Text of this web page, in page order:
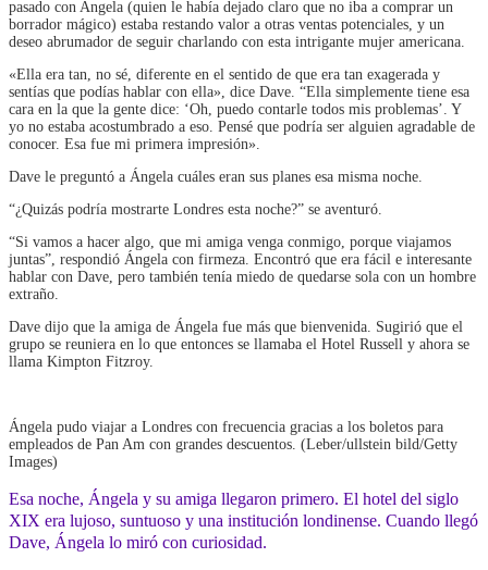
pasado con Angela (quien le había dejado claro que no iba a comprar un
borrador mágico) estaba restando valor a otras ventas potenciales, y un
deseo abrumador de seguir charlando con esta intrigante mujer americana.
«Ella era tan, no sé, diferente en el sentido de que era tan exagerada y
sentías que podías hablar con ella», dice Dave. “Ella simplemente tiene esa
cara en la que la gente dice: ‘Oh, puedo contarle todos mis problemas’. Y
yo no estaba acostumbrado a eso. Pensé que podría ser alguien agradable de
conocer. Esa fue mi primera impresión».
Dave le preguntó a Ángela cuáles eran sus planes esa misma noche.
“¿Quizás podría mostrarte Londres esta noche?” se aventuró.
“Si vamos a hacer algo, que mi amiga venga conmigo, porque viajamos
juntas”, respondió Ángela con firmeza. Encontró que era fácil e interesante
hablar con Dave, pero también tenía miedo de quedarse sola con un hombre
extraño.
Dave dijo que la amiga de Ángela fue más que bienvenida. Sugirió que el
grupo se reuniera en lo que entonces se llamaba el Hotel Russell y ahora se
llama Kimpton Fitzroy.
Ángela pudo viajar a Londres con frecuencia gracias a los boletos para
empleados de Pan Am con grandes descuentos. (Leber/ullstein bild/Getty
Images)
Esa noche, Ángela y su amiga llegaron primero. El hotel del siglo
XIX era lujoso, suntuoso y una institución londinense. Cuando llegó
Dave, Ángela lo miró con curiosidad.